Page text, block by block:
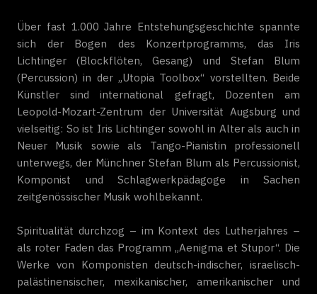
Über fast 1.000 Jahre Entstehungsgeschichte spannte
sich der Bogen des Konzertprogramms, das Iris
Lichtinger (Blockflöten, Gesang) und Stefan Blum
(Percussion) in der „Utopia Toolbox“ vorstellten. Beide
Künstler sind international gefragt, Dozenten am
Leopold-Mozart-Zentrum der Universität Augsburg und
vielseitig: So ist Iris Lichtinger sowohl in Alter als auch in
Neuer Musik sowie als Tango-Pianistin professionell
unterwegs, der Münchner Stefan Blum als Percussionist,
Komponist und Schlagwerkpädagoge in Sachen
zeitgenössischer Musik wohlbekannt.
Spiritualität durchzog – im Kontext des Lutherjahres –
als roter Faden das Programm „Aenigma et Stupor“. Die
Werke von Komponisten deutsch-indischer, israelisch-
palästinensischer, mexikanischer, amerikanischer und